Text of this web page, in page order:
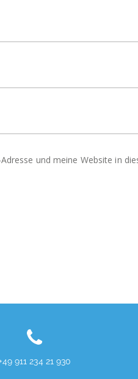
und meine Website in
+49 911 234 21 930